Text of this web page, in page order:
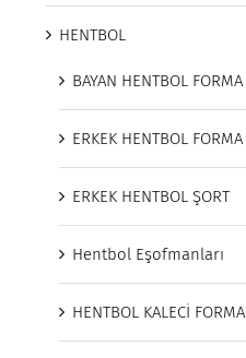
HENTBOL
BAYAN HENTBOL FORMA
ERKEK HENTBOL FORMA
ERKEK HENTBOL ŞORT
Hentbol Eşofmanları
HENTBOL KALECİ FORMA